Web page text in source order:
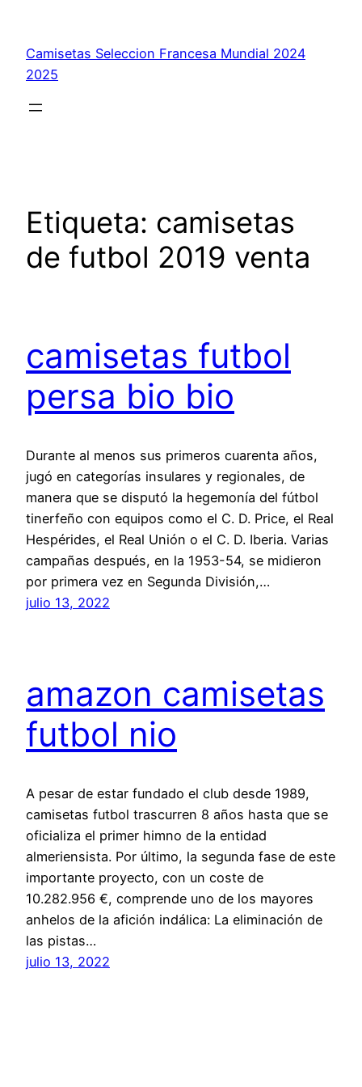
contenido
Camisetas Seleccion Francesa Mundial 2024
2025
Etiqueta: camisetas
de futbol 2019 venta
camisetas futbol
persa bio bio
Durante al menos sus primeros cuarenta años,
jugó en categorías insulares y regionales, de
manera que se disputó la hegemonía del fútbol
tinerfeño con equipos como el C. D. Price, el Real
Hespérides, el Real Unión o el C. D. Iberia. Varias
campañas después, en la 1953-54, se midieron
por primera vez en Segunda División,…
julio 13, 2022
amazon camisetas
futbol nio
A pesar de estar fundado el club desde 1989,
camisetas futbol trascurren 8 años hasta que se
oficializa el primer himno de la entidad
almeriensista. Por último, la segunda fase de este
importante proyecto, con un coste de
10.282.956 €, comprende uno de los mayores
anhelos de la afición indálica: La eliminación de
las pistas…
julio 13, 2022